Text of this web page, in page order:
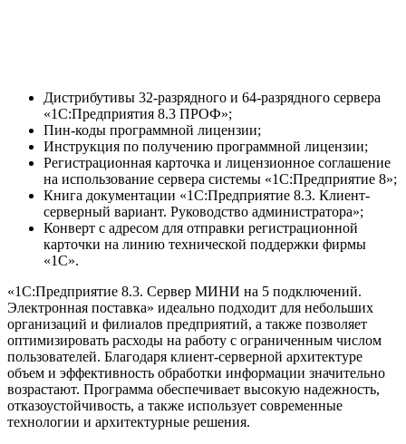
Дистрибутивы 32-разрядного и 64-разрядного сервера
«1С:Предприятия 8.3 ПРОФ»;
Пин-коды программной лицензии;
Инструкция по получению программной лицензии;
Регистрационная карточка и лицензионное соглашение
на использование сервера системы «1С:Предприятие 8»;
Книга документации «1С:Предприятие 8.3. Клиент-
серверный вариант. Руководство администратора»;
Конверт с адресом для отправки регистрационной
карточки на линию технической поддержки фирмы
«1С».
«1С:Предприятие 8.3. Сервер МИНИ на 5 подключений.
Электронная поставка» идеально подходит для небольших
организаций и филиалов предприятий, а также позволяет
оптимизировать расходы на работу с ограниченным числом
пользователей. Благодаря клиент-серверной архитектуре
объем и эффективность обработки информации значительно
возрастают. Программа обеспечивает высокую надежность,
отказоустойчивость, а также использует современные
технологии и архитектурные решения.